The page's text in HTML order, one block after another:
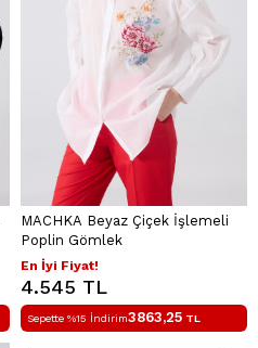
MACHKA Beyaz Çiçek İşlemeli
Poplin Gömlek
En İyi Fiyat!
4.545 TL
Sepette %15 İndirim3863,25 TL